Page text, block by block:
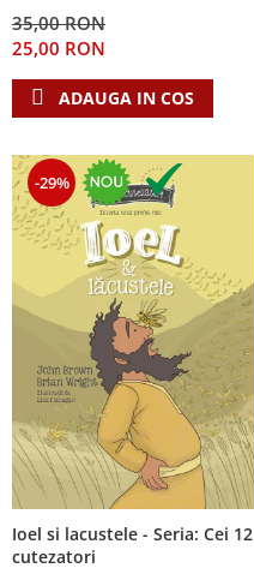
Dezvoltare personala
Mediu
35,00 RON
25,00 RON
ADAUGA IN COS
-29%
Ioel si lacustele - Seria: Cei 12
cutezatori